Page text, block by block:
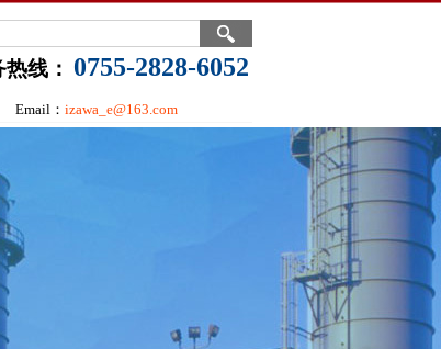
热线： 0755-2828-6052
Email： izawa_e@163.com